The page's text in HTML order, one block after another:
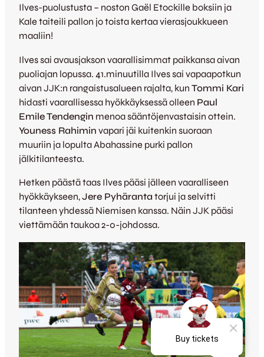
Ilves-puolustusta – noston Gaël Etockille boksiin ja
Kale taiteili pallon jo toista kertaa vierasjoukkueen
maaliin!
Ilves sai avausjakson vaarallisimmat paikkansa aivan
puoliajan lopussa. 41.minuutilla Ilves sai vapaapotkun
aivan JJK:n rangaistusalueen rajalta, kun Tommi Kari
hidasti vaarallisessa hyökkäyksessä olleen Paul
Emile Tendengin menoa sääntöjenvastaisin ottein.
Youness Rahimin vapari jäi kuitenkin suoraan
muuriin ja lopulta Abahassine purki pallon
jälkitilanteesta.
Hetken päästä taas Ilves pääsi jälleen vaaralliseen
hyökkäykseen,Jere Pyhäranta torjui ja selvitti
tilanteen yhdessä Niemisen kanssa. Näin JJK pääsi
viettämään taukoa 2-0-johdossa.